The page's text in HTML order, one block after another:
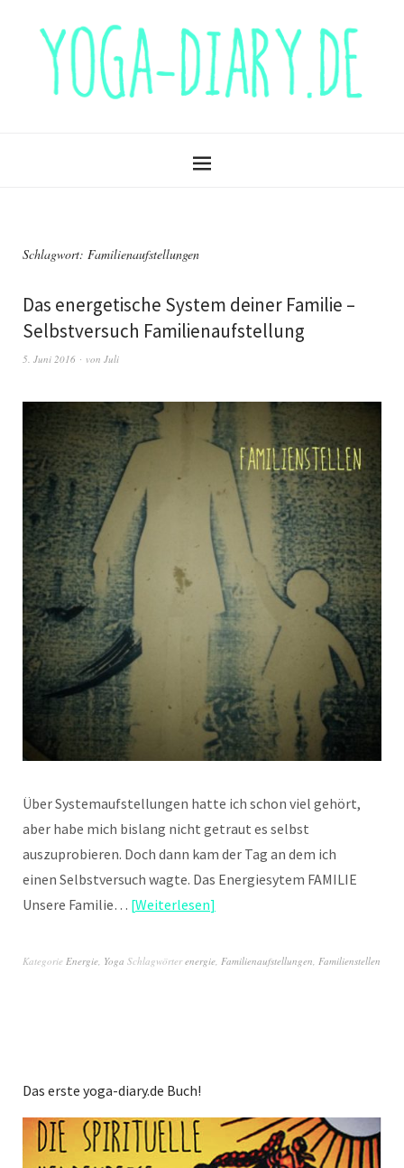
Schlagwort: Familienaufstellungen
Das energetische System deiner Familie –
Selbstversuch Familienaufstellung
5. Juni 2016 von Juli
Über Systemaufstellungen hatte ich schon viel gehört,
aber habe mich bislang nicht getraut es selbst
auszuprobieren. Doch dann kam der Tag an dem ich
einen Selbstversuch wagte. Das Energiesytem FAMILIE
Unsere Familie… Weiterlesen
Kategorie Energie, Yoga Schlagwörterenergie, Familienaufstellungen, Familienstellen
Das erste yoga-diary.de Buch!